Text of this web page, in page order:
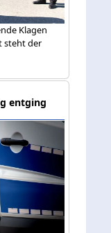
Klagen
steht der
entging